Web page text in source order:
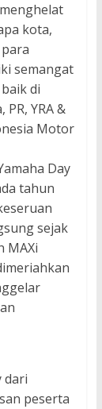
kota,
semangat
di
YRA &
Motor
Day
tahun
sejak
MAXi
dari
peserta